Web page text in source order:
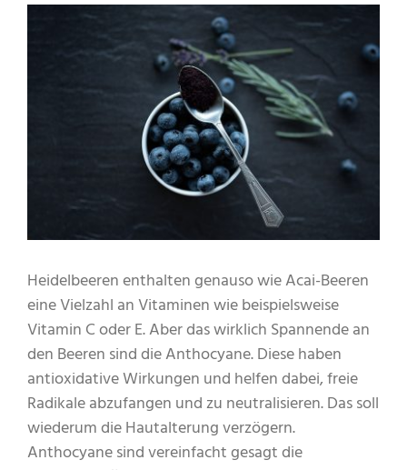
Heidelbeeren enthalten genauso wie Acai-Beeren
eine Vielzahl an Vitaminen wie beispielsweise
Vitamin C oder E. Aber das wirklich Spannende an
den Beeren sind die Anthocyane. Diese haben
antioxidative Wirkungen und helfen dabei, freie
Radikale abzufangen und zu neutralisieren. Das soll
wiederum die Hautalterung verzögern.
Anthocyane sind vereinfacht gesagt die